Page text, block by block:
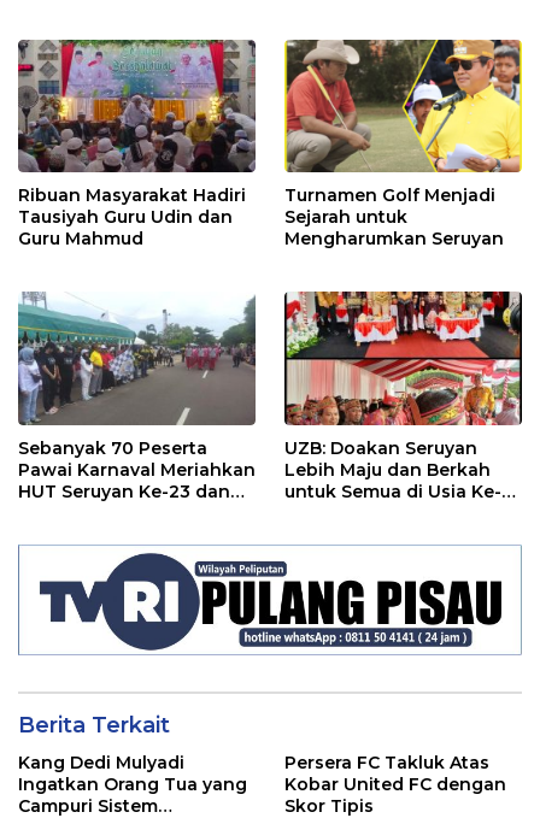
Ribuan Masyarakat Hadiri
Tausiyah Guru Udin dan
Guru Mahmud
Turnamen Golf Menjadi
Sejarah untuk
Mengharumkan Seruyan
Sebanyak 70 Peserta
Pawai Karnaval Meriahkan
HUT Seruyan Ke-23 dan
UZB: Doakan Seruyan
Lebih Maju dan Berkah
untuk Semua di Usia Ke-
Berita Terkait
Kang Dedi Mulyadi
Ingatkan Orang Tua yang
Campuri Sistem
Persera FC Takluk Atas
Kobar United FC dengan
Skor Tipis